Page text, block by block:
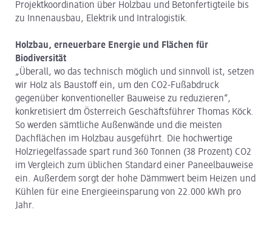
Projektkoordination über Holzbau und Betonfertigteile bis
zu Innenausbau, Elektrik und Intralogistik.
Holzbau, erneuerbare Energie und Flächen für
Biodiversität
„Überall, wo das technisch möglich und sinnvoll ist, setzen
wir Holz als Baustoff ein, um den CO2-Fußabdruck
gegenüber konventioneller Bauweise zu reduzieren“,
konkretisiert dm Österreich Geschäftsführer Thomas Köck.
So werden sämtliche Außenwände und die meisten
Dachflächen im Holzbau ausgeführt. Die hochwertige
Holzriegelfassade spart rund 360 Tonnen (38 Prozent) CO2
im Vergleich zum üblichen Standard einer Paneelbauweise
ein. Außerdem sorgt der hohe Dämmwert beim Heizen und
Kühlen für eine Energieeinsparung von 22.000 kWh pro
Jahr.